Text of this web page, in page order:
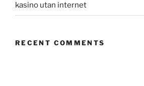
kasino utan internet
RECENT COMMENTS